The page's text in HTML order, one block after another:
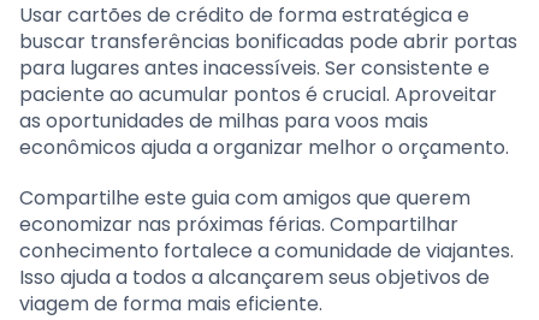
Usar cartões de crédito de forma estratégica e
buscar transferências bonificadas pode abrir portas
para lugares antes inacessíveis. Ser consistente e
paciente ao acumular pontos é crucial. Aproveitar
as oportunidades de milhas para voos mais
econômicos ajuda a organizar melhor o orçamento.
Compartilhe este guia com amigos que querem
economizar nas próximas férias. Compartilhar
conhecimento fortalece a comunidade de viajantes.
Isso ajuda a todos a alcançarem seus objetivos de
viagem de forma mais eficiente.